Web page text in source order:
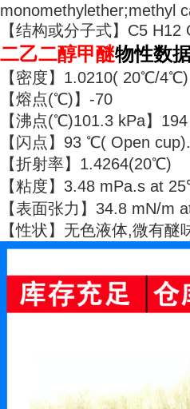
monomethylether;methyl
【结构或分子式】C5 H12
二乙二醇甲醚物性数据
【密度】1.0210( 20℃/4℃)
【熔点(℃)】-70
【沸点(℃)101.3 kPa】194
【闪点】93 ℃( Open cup).
【折射率】1.4264(20℃)
【粘度】3.48 mPa.s at
【表面张力】34.8 mN/m
【性状】无色液体,微有醚